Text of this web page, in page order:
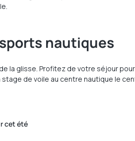
nautiques
la glisse. Profitez de votre séjour
stage de voile au centre nautique le
cet été